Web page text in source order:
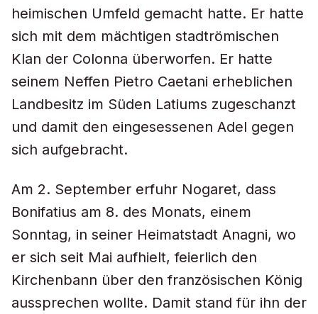
heimischen Umfeld gemacht hatte. Er hatte
sich mit dem mächtigen stadtrömischen
Klan der Colonna überworfen. Er hatte
seinem Neffen Pietro Caetani erheblichen
Landbesitz im Süden Latiums zugeschanzt
und damit den eingesessenen Adel gegen
sich aufgebracht.
Am 2. September erfuhr Nogaret, dass
Bonifatius am 8. des Monats, einem
Sonntag, in seiner Heimatstadt Anagni, wo
er sich seit Mai aufhielt, feierlich den
Kirchenbann über den französischen König
aussprechen wollte. Damit stand für ihn der